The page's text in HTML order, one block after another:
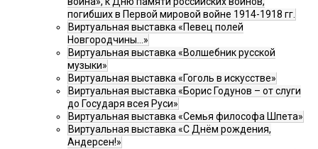
погибших в Первой мировой войне 1914-1918 гг.
Виртуальная выставка «Певец полей
Новгородчины…»
Виртуальная выставка «Волшебник русской
музыки»
Виртуальная выставка «Гоголь в искусстве»
Виртуальная выставка «Борис Годунов – от слуги
до Государя всея Руси»
Виртуальная выставка «Семья философа Шпета»
Виртуальная выставка «С Днём рождения,
Андерсен!»